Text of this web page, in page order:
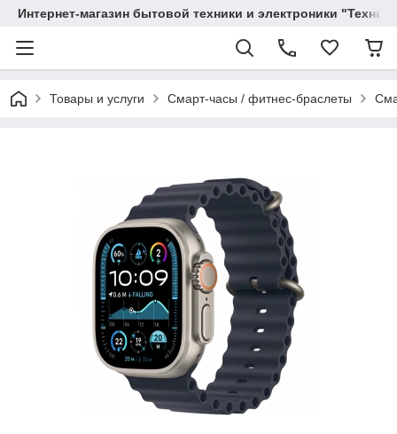
Интернет-магазин бытовой техники и электроники
Товары и услуги Смарт-часы / фитнес-браслеты